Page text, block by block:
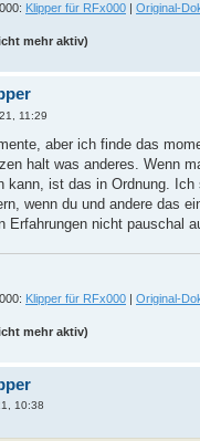
Klipper für RFx000 Original-
mehr aktiv)
11:29
aber ich finde das
halt was anderes. Wenn
kann, ist das in Ordnung.
wenn du und andere das
Erfahrungen nicht pauschal
Klipper für RFx000 | Original-
mehr aktiv)
10:38